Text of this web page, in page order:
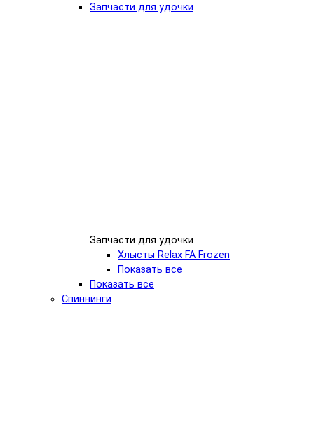
Запчасти для удочки
Запчасти для удочки
Хлысты Relax FA Frozen
Показать все
Показать все
Спиннинги